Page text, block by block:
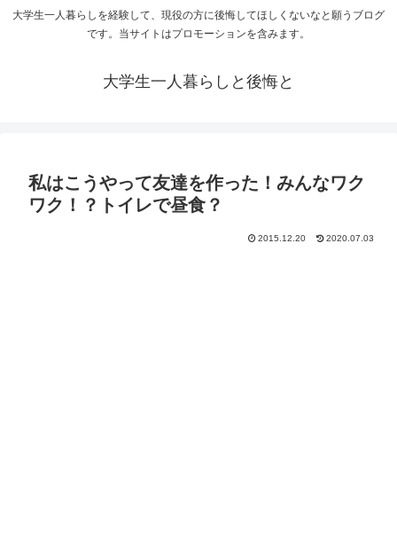
大学生一人暮らしを経験して、現役の方に後悔してほしくないなと願うブログ
です。当サイトはプロモーションを含みます。
大学生一人暮らしと後悔と
私はこうやって友達を作った！みんなワク
ワク！？トイレで昼食？
2015.12.20 2020.07.03